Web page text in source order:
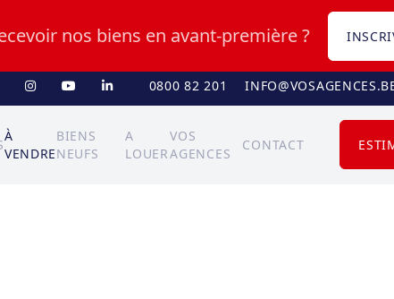
nos biens en avant-première ?
0800 82 201
À
VENDRE
BIENS
NEUFS
A
LOUER
VOS
AGENCES
CONTACT